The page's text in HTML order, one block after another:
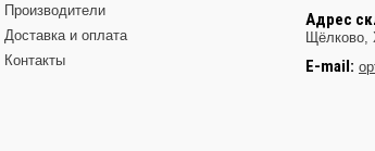
Производители
Доставка и оплата
Контакты
Адрес
Щёлково,
E-mail: